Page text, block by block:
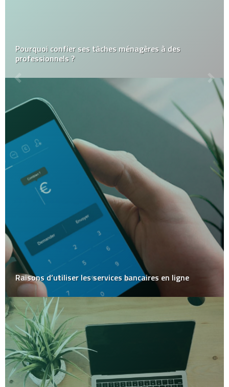
Pourquoi confier ses tâches ménagères à des
professionnels ?
Raisons d’utiliser les services bancaires en ligne